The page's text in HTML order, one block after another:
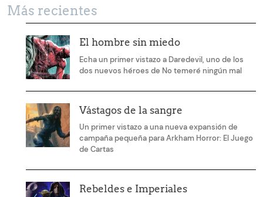
Más recientes
El hombre sin miedo
Echa un primer vistazo a Daredevil, uno de los
dos nuevos héroes de No temeré ningún mal
Vástagos de la sangre
Un primer vistazo a una nueva expansión de
campaña pequeña para Arkham Horror: El Juego
de Cartas
Rebeldes e Imperiales